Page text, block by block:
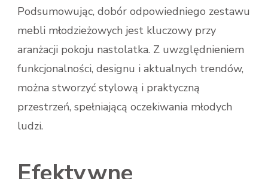
Podsumowując, dobór odpowiedniego zestawu
mebli młodzieżowych jest kluczowy przy
aranżacji pokoju nastolatka. Z uwzględnieniem
funkcjonalności, designu i aktualnych trendów,
można stworzyć stylową i praktyczną
przestrzeń, spełniającą oczekiwania młodych
ludzi.